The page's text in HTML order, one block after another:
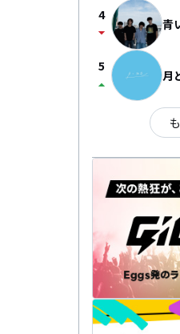
4
arrow_drop_down 青
5
arrow_drop_up 月